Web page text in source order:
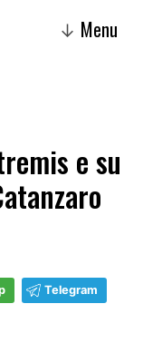
↓ Menu
e su
Telegram